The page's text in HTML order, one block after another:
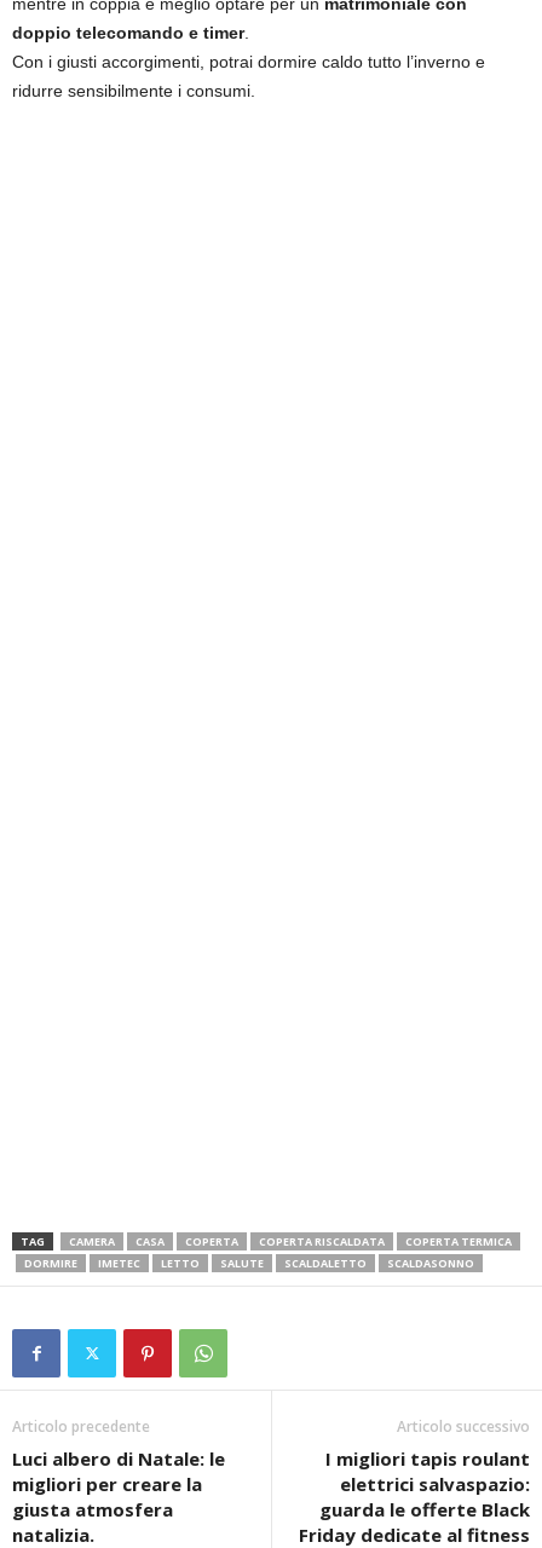
doppio telecomando e timer.
Con i giusti accorgimenti, potrai dormire caldo tutto l’inverno e
ridurre sensibilmente i consumi.
TAG CAMERA CASA COPERTA COPERTA RISCALDATA
COPERTA TERMICA
DORMIRE
IMETEC LETTO SALUTE SCALDALETTO SCALDASONNO
Articolo precedente
Luci albero di Natale: le
migliori per creare la
giusta atmosfera
natalizia.
Articolo successivo
I migliori tapis roulant
elettrici salvaspazio:
guarda le offerte Black
Friday dedicate al fitness